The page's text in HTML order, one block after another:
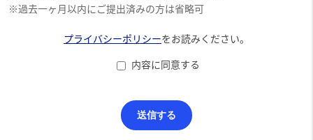
※過去一ヶ月以内にご提出済みの方は省略可
プライバシーポリシーをお読みください。
内容に同意する